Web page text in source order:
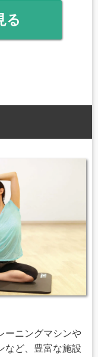
る
ーニングマシンや
など、豊富な施設